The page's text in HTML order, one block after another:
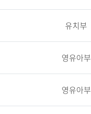
유치부
영유아부
영유아부